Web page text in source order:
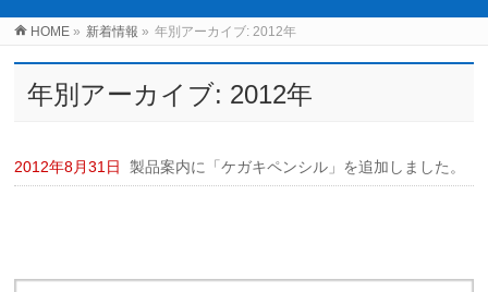
HOME » 新着情報 » 年別アーカイブ: 2012年
年別アーカイブ: 2012年
2012年8月31日 製品案内に「ケガキペンシル」を追加しました。